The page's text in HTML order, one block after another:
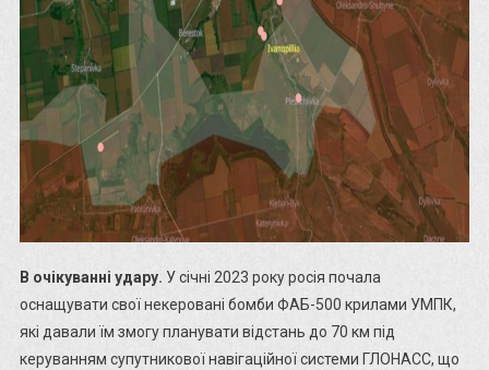
В очікуванні удару. У січні 2023 року росія почала
оснащувати свої некеровані бомби ФАБ-500 крилами УМПК,
які давали їм змогу планувати відстань до 70 км під
керуванням супутникової навігаційної системи ГЛОНАСС, що